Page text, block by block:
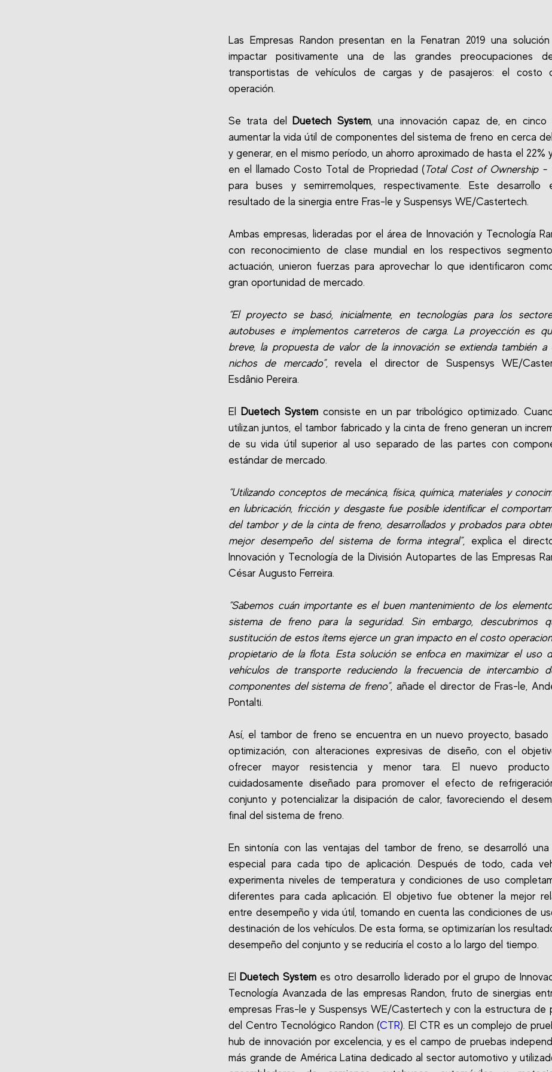
Las Empresas Randon presentan en la Fenatran 2019 una
impactar positivamente una de las grandes preocupaciones
transportistas de vehículos de cargas y de pasajeros: el costo
operación.
Se trata del Duetech System, una innovación capaz de, en cinco
aumentar la vida útil de componentes del sistema de freno en cerca
y generar, en el mismo período, un ahorro aproximado de hasta el 22%
en el llamado Costo Total de Propriedad (Total Cost of Ownership -
para buses y semirremolques, respectivamente. Este desarrollo
resultado de la sinergia entre Fras-le y Suspensys WE/Castertech.
Ambas empresas, lideradas por el área de Innovación y Tecnología
con reconocimiento de clase mundial en los respectivos
actuación, unieron fuerzas para aprovechar lo que identificaron
gran oportunidad de mercado.
“El proyecto se basó, inicialmente, en tecnologías para los
autobuses e implementos carreteros de carga. La proyección es
breve, la propuesta de valor de la innovación se extienda también a
nichos de mercado”, revela el director de Suspensys WE/
Esdânio Pereira.
El Duetech Systemconsiste en un par tribológico optimizado.
utilizan juntos, el tambor fabricado y la cinta de freno generan un
de su vida útil superior al uso separado de las partes con
estándar de mercado.
“Utilizando conceptos de mecánica, física, química, materiales y
en lubricación, fricción y desgaste fue posible identificar el
del tambor y de la cinta de freno, desarrollados y probados para
mejor desempeño del sistema de forma integral”, explica el
Innovación y Tecnología de la División Autopartes de las Empresas
César Augusto Ferreira.
“Sabemos cuán importante es el buen mantenimiento de los
sistema de freno para la seguridad. Sin embargo, descubrimos
sustitución de estos ítems ejerce un gran impacto en el costo
propietario de la flota. Esta solución se enfoca en maximizar el uso
vehículos de transporte reduciendo la frecuencia de intercambio
componentes del sistema de freno”, añade el director de Fras-le,
Pontalti.
Así, el tambor de freno se encuentra en un nuevo proyecto, basado
optimización, con alteraciones expresivas de diseño, con el
ofrecer mayor resistencia y menor tara. El nuevo
cuidadosamente diseñado para promover el efecto de
conjunto y potencializar la disipación de calor, favoreciendo el
final del sistema de freno.
En sintonía con las ventajas del tambor de freno, se desarrolló una
especial para cada tipo de aplicación. Después de todo, cada
experimenta niveles de temperatura y condiciones de uso
diferentes para cada aplicación. El objetivo fue obtener la mejor
entre desempeño y vida útil, tomando en cuenta las condiciones de
destinación de los vehículos. De esta forma, se optimizarían los
desempeño del conjunto y se reduciría el costo a lo largo del tiempo.
El Duetech Systemes otro desarrollo liderado por el grupo de
Tecnología Avanzada de las empresas Randon, fruto de sinergias
empresas Fras-le y Suspensys WE/Castertech y con la estructura de
del Centro Tecnológico Randon (CTR). El CTR es un complejo de
hub de innovación por excelencia, y es el campo de pruebas
más grande de América Latina dedicado al sector automotivo y